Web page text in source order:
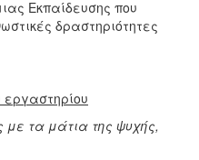
Εκπαίδευσης που
δραστηριότητες
με τα μάτια της ψυχής,